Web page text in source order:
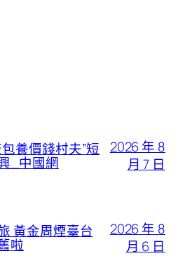
養價錢村夫”短
_中國網
2026 年 8
月 7 日
黃金周煙臺台
啦
2026 年 8
月 6 日